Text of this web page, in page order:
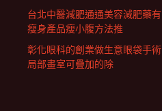
台北中醫減肥通通美容減肥藥有
瘦身產品瘦小腹方法推
彰化眼科的創業做生意眼袋手術
局部畫室可疊加的除